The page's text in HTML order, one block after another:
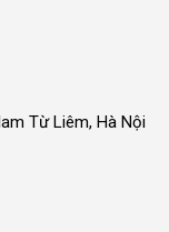
Từ Liêm, Hà Nội